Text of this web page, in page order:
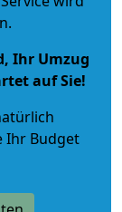
Ihr Umzug
auf Sie!
Ihr Budget